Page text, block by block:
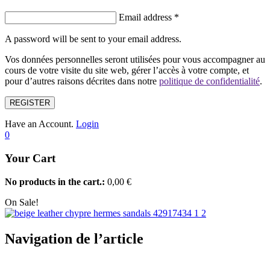
Email address *
A password will be sent to your email address.
Vos données personnelles seront utilisées pour vous accompagner au
cours de votre visite du site web, gérer l’accès à votre compte, et
pour d’autres raisons décrites dans notre politique de confidentialité.
REGISTER
Have an Account. Login
0
Your Cart
No products in the cart.: 0,00 €
On Sale!
Navigation de l’article